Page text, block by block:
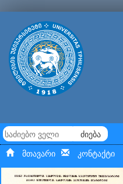
ძიება
მთავარი კონტაქტი